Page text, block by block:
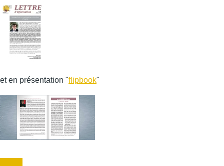
et en présentation "flipbook"